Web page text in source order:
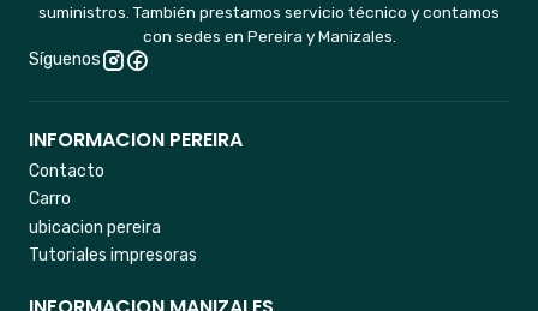
suministros. También prestamos servicio técnico y contamos
con sedes en Pereira y Manizales.
Síguenos
INFORMACION PEREIRA
Contacto
Carro
ubicacion pereira
Tutoriales impresoras